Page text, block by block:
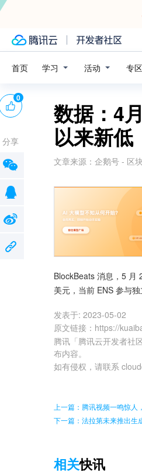
首页 学习 活动 专区
数据：4
以来新低
文章来源： 企鹅号 - 区
BlockBeats 消息，5 月
美元，当前 ENS 参与
发表于: 2023-05-02
原文链接 ： https://
腾讯「腾讯云开发者社
布内容。
如有侵权，请联系
0
分享
上一篇：腾讯视频一鸣惊
下一篇：法拉第未来推出生
相关快讯